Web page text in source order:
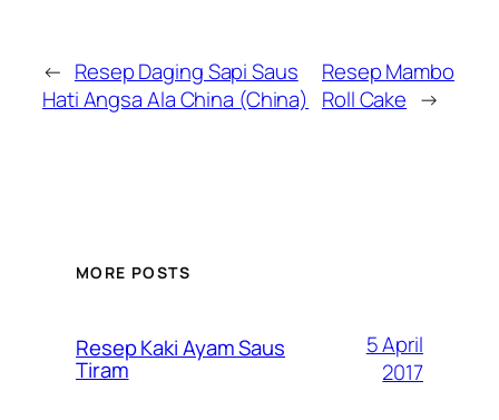
← Resep Daging Sapi Saus
Hati Angsa Ala China (China)
Resep Mambo
Roll Cake →
MORE POSTS
Resep Kaki Ayam Saus
Tiram
5 April
2017